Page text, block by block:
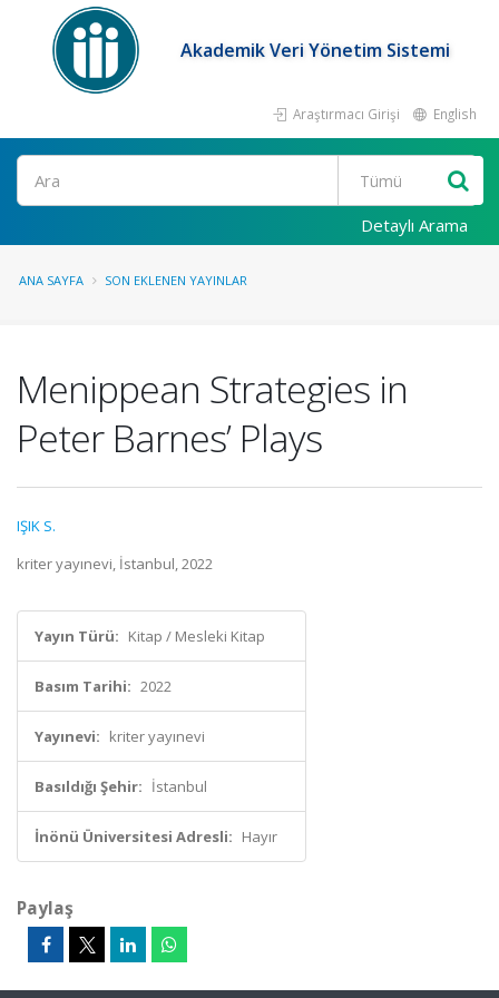
Akademik Veri Yönetim Sistemi
Araştırmacı Girişi English
Ara
Detaylı Arama
ANA SAYFA SON EKLENEN YAYINLAR
Menippean Strategies in
Peter Barnes’ Plays
IŞIK S.
kriter yayınevi, İstanbul, 2022
Yayın Türü: Kitap / Mesleki Kitap
Basım Tarihi: 2022
Yayınevi: kriter yayınevi
Basıldığı Şehir: İstanbul
İnönü Üniversitesi Adresli: Hayır
Paylaş